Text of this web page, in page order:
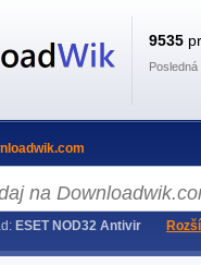
9535
ESET NOD32 Antivir